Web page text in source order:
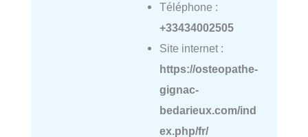
Téléphone :
+33434002505
Site internet :
https://osteopathe-
gignac-
bedarieux.com/ind
ex.php/fr/